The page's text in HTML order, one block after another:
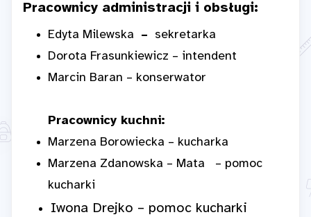
Pracownicy administracji i obsługi:
Edyta Milewska – sekretarka
Dorota Frasunkiewicz – intendent
Marcin Baran – konserwator
Pracownicy kuchni:
Marzena Borowiecka – kucharka
Marzena Zdanowska – Mata – pomoc
kucharki
Iwona Drejko – pomoc kucharki